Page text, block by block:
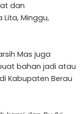
dan
Lita, Minggu,
Mas juga
bahan jadi atau
Kabupaten Berau